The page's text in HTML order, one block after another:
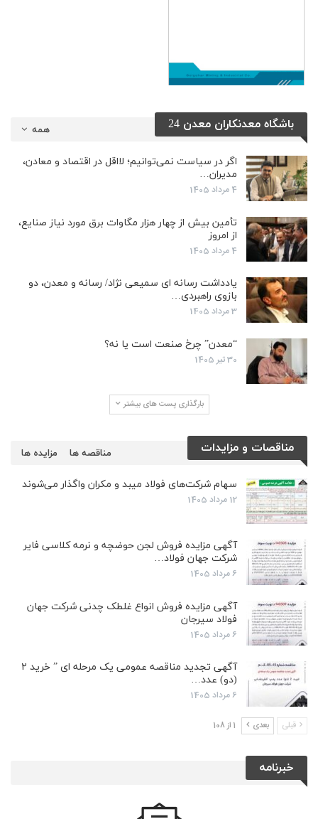
همه باشگاه معدنکاران معدن 24
اگر در سیاست نمی‌توانیم؛ لااقل در اقتصاد و معادن،
مدیران…
4 مرداد 1405
تأمین بیش از چهار هزار مگاوات برق مورد نیاز صنایع،
از امروز
4 مرداد 1405
یادداشت رسانه ای سمیعی نژاد/ رسانه و معدن، دو
بازوی راهبردی…
3 مرداد 1405
“معدن” چرخ صنعت است یا نه؟
30 تیر 1405
بارگذاری پست های بیشتر
مناقصات و مزایدات مزایده ها مناقصه ها
سهام شرکت‌های فولاد میبد و مکران واگذار می‌شوند
12 مرداد 1405
آگهی مزایده فروش لجن حوضچه و نرمه کلاسی فایر
شرکت جهان فولاد…
6 مرداد 1405
آگهی مزایده فروش انواع غلطک چدنی شرکت جهان
فولاد سیرجان
6 مرداد 1405
آگهی تجدید مناقصه عمومی یک مرحله ای ” خرید ۲
(دو) عدد…
6 مرداد 1405
قبلی بعدی 1 از 108
خبرنامه